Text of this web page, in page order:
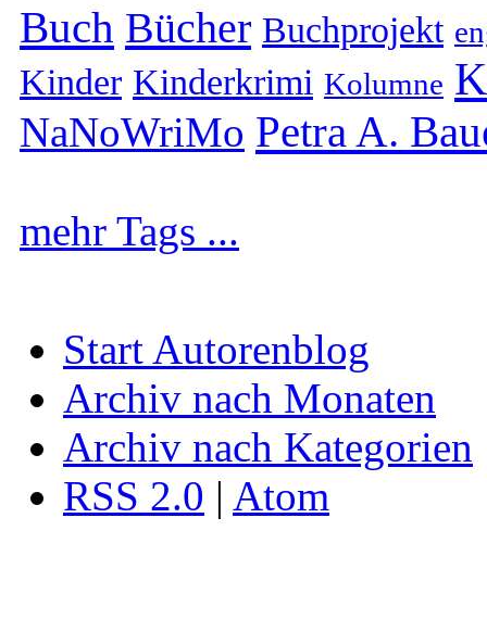
Buch Bücher Buchprojekt
Kinder Kinderkrimi Kolumne
NaNoWriMo Petra A.
mehr Tags ...
Start Autorenblog
Archiv nach Monaten
Archiv nach Kategorien
RSS 2.0 | Atom